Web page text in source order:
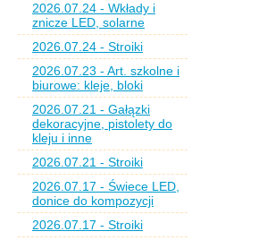
2026.07.24 - Wkłady i
znicze LED, solarne
2026.07.24 - Stroiki
2026.07.23 - Art. szkolne i
biurowe: kleje, bloki
2026.07.21 - Gałązki
dekoracyjne, pistolety do
kleju i inne
2026.07.21 - Stroiki
2026.07.17 - Świece LED,
donice do kompozycji
2026.07.17 - Stroiki